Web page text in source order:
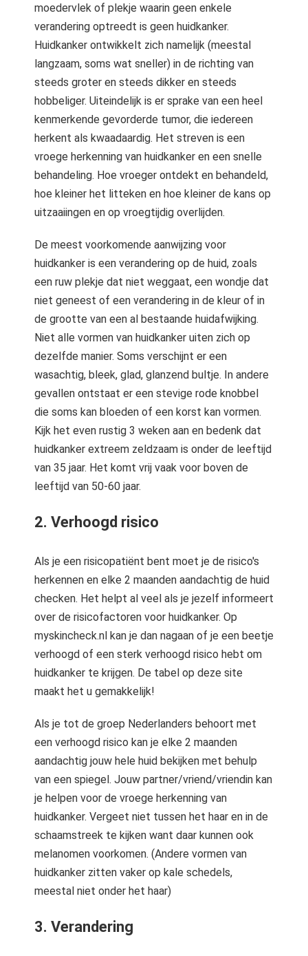
moedervlek of plekje waarin geen enkele
verandering optreedt is geen huidkanker.
Huidkanker ontwikkelt zich namelijk (meestal
langzaam, soms wat sneller) in de richting van
steeds groter en steeds dikker en steeds
hobbeliger. Uiteindelijk is er sprake van een heel
kenmerkende gevorderde tumor, die iedereen
herkent als kwaadaardig. Het streven is een
vroege herkenning van huidkanker en een snelle
behandeling. Hoe vroeger ontdekt en behandeld,
hoe kleiner het litteken en hoe kleiner de kans op
uitzaaiingen en op vroegtijdig overlijden.
De meest voorkomende aanwijzing voor
huidkanker is een verandering op de huid, zoals
een ruw plekje dat niet weggaat, een wondje dat
niet geneest of een verandering in de kleur of in
de grootte van een al bestaande huidafwijking.
Niet alle vormen van huidkanker uiten zich op
dezelfde manier. Soms verschijnt er een
wasachtig, bleek, glad, glanzend bultje. In andere
gevallen ontstaat er een stevige rode knobbel
die soms kan bloeden of een korst kan vormen.
Kijk het even rustig 3 weken aan en bedenk dat
huidkanker extreem zeldzaam is onder de leeftijd
van 35 jaar. Het komt vrij vaak voor boven de
leeftijd van 50-60 jaar.
2. Verhoogd risico
Als je een risicopatiënt bent moet je de risico's
herkennen en elke 2 maanden aandachtig de huid
checken. Het helpt al veel als je jezelf informeert
over de risicofactoren voor huidkanker. Op
myskincheck.nl kan je dan nagaan of je een beetje
verhoogd of een sterk verhoogd risico hebt om
huidkanker te krijgen. De tabel op deze site
maakt het u gemakkelijk!
Als je tot de groep Nederlanders behoort met
een verhoogd risico kan je elke 2 maanden
aandachtig jouw hele huid bekijken met behulp
van een spiegel. Jouw partner/vriend/vriendin kan
je helpen voor de vroege herkenning van
huidkanker. Vergeet niet tussen het haar en in de
schaamstreek te kijken want daar kunnen ook
melanomen voorkomen. (Andere vormen van
huidkanker zitten vaker op kale schedels,
meestal niet onder het haar)
3. Verandering